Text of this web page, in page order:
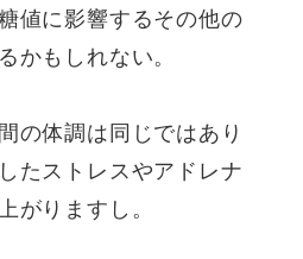
値に影響するその他の
かもしれない。
の体調は同じではあり
たストレスやアドレナ
がりますし。